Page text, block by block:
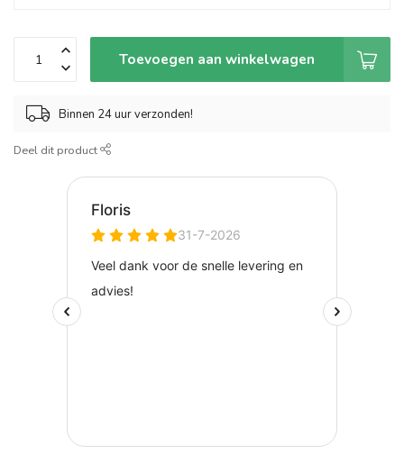
Toevoegen aan winkelwagen
Binnen 24 uur verzonden!
Deel dit product